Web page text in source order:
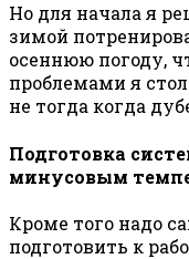
Но для начала я
зимой
осеннюю погоду,
проблемами я
не тогда когда
Подготовка
минусовым
Кроме того надо
подготовить к